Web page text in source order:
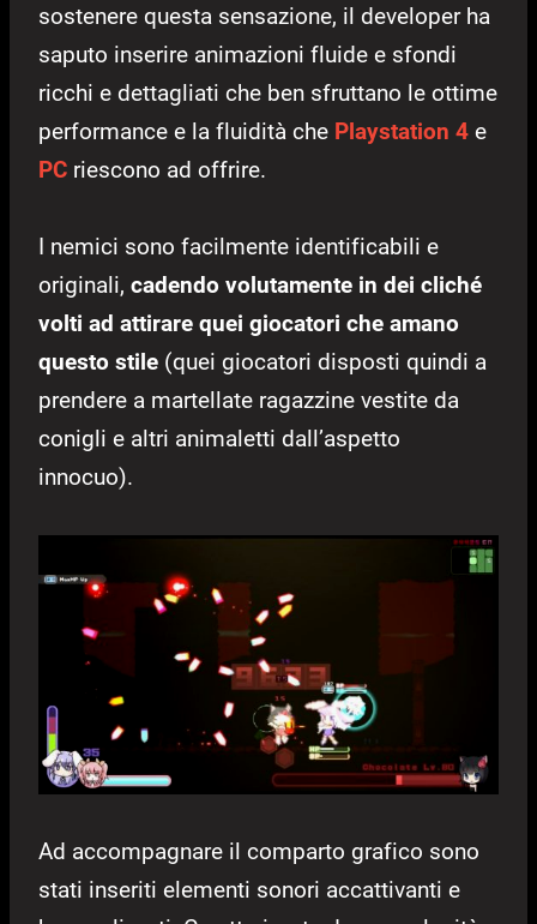
sostenere questa sensazione, il developer ha
saputo inserire animazioni fluide e sfondi
ricchi e dettagliati che ben sfruttano le ottime
performance e la fluidità che Playstation 4 e
PC riescono ad offrire.
I nemici sono facilmente identificabili e
originali, cadendo volutamente in dei cliché
volti ad attirare quei giocatori che amano
questo stile (quei giocatori disposti quindi a
prendere a martellate ragazzine vestite da
conigli e altri animaletti dall’aspetto
innocuo).
Ad accompagnare il comparto grafico sono
stati inseriti elementi sonori accattivanti e